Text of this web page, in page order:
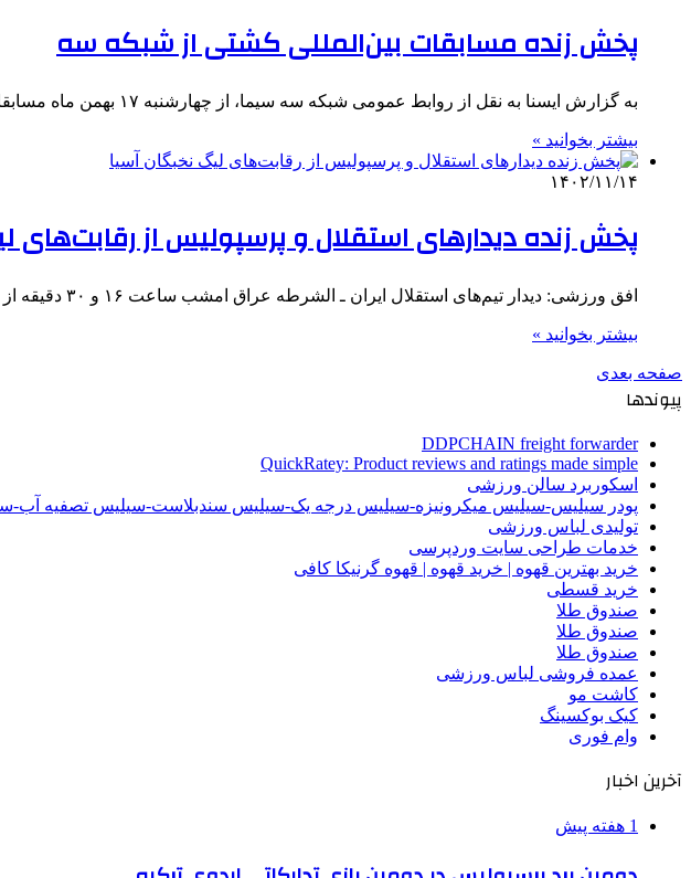
پخش زنده مسابقات بین‌المللی کشتی از شبکه سه
به گزارش ایسنا به نقل از روابط عمومی شبکه سه سیما، از چهارشنبه ۱۷ بهمن ماه مسابقات بین‌المللی اوپن زاگرب…
بیشتر بخوانید »
۱۴۰۲/۱۱/۱۴
پخش زنده دیدارهای استقلال و پرسپولیس از رقابت‌های
افق ورزشی: دیدار تیم‌های استقلال ایران ـ الشرطه عراق امشب ساعت ۱۶ و ۳۰ دقیقه از شبکه سه سیما زنده…
بیشتر بخوانید »
صفحه بعدی
پیوندها
DDPCHAIN freight forwarder
QuickRatey: Product reviews and ratings made simple
اسکوربرد سالن ورزشی
پودر سیلیس-سیلیس میکرونیزه-سیلیس درجه یک-سیلیس سندبلاست-سیلیس تصفیه
تولیدی لباس ورزشی
خدمات طراحی سایت وردپرسی
خرید بهترین قهوه | خرید قهوه | قهوه گرنیکا کافی
خرید قسطی
صندوق طلا
صندوق طلا
صندوق طلا
عمده فروشی لباس ورزشی
کاشت مو
کیک بوکسینگ
وام فوری
آخرین اخبار
1 هفته پیش